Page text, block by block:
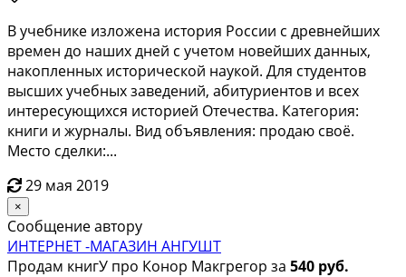
В учебнике изложена история России с древнейших
времен до наших дней с учетом новейших данных,
накопленных исторической наукой. Для студентов
высших учебных заведений, абитуриентов и всех
интересующихся историей Отечества. Категория:
книги и журналы. Вид объявления: продаю своё.
Место сделки:...
29 мая 2019
×
Сообщение автору
ИНТЕРНЕТ -МАГАЗИН АНГУШТ
Продам книгУ про Конор Макгрегор за 540 руб.